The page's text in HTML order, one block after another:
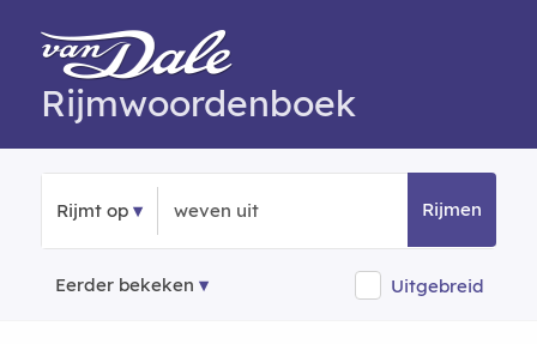
Rijmwoordenboek
Rijmt op Rijmen
Eerder bekeken Uitgebreid